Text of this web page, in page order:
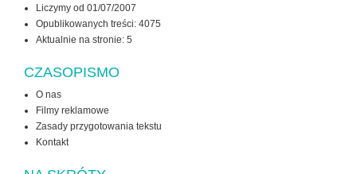
Liczymy od 01/07/2007
Opublikowanych treści: 4075
Aktualnie na stronie: 5
CZASOPISMO
O nas
Filmy reklamowe
Zasady przygotowania tekstu
Kontakt